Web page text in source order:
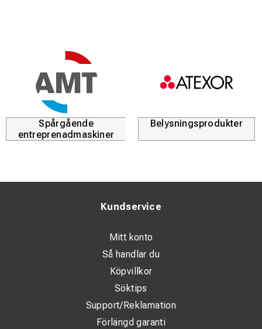
Spårgående
entreprenadmaskiner
Belysningsprodukter
Kundservice
Mitt konto
Så handlar du
Köpvillkor
Söktips
Support/Reklamation
Förlängd garanti